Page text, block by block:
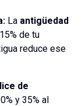
La antigüedad
de tu
reduce ese
de
y 35% al